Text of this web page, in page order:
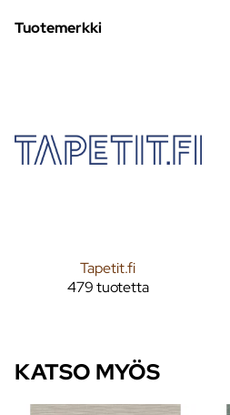
Tuotemerkki
Tapetit.fi
479 tuotetta
KATSO MYÖS